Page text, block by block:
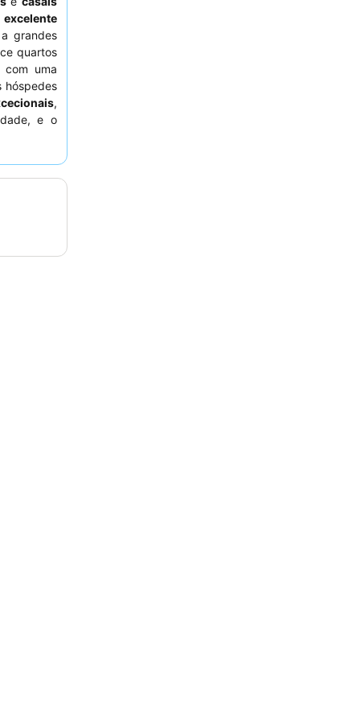
excelente
grandes
quartos
com uma
hóspedes
,
e o
estadia